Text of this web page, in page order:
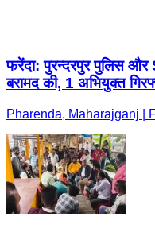
फरेंदा: पुरन्दरपुर पुलिस और
बरामद की, 1 अभियुक्त
Pharenda, Maharajganj |